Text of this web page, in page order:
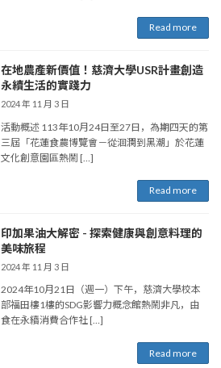
Read more
在地農產新價值！慈濟大學USR計畫創造
永續生活的實踐力
2024 年 11 月 3 日
活動概述 113年10月24日至27日，為期四天的第
三屆「花蓮食農博覽會－從洄瀾到黑潮」於花蓮
文化創意園區熱鬧 […]
Read more
印加果油大解密 - 探索健康與創意料理的
美味旅程
2024 年 11 月 3 日
2024年10月21日（週一）下午，慈濟大學校本
部福田樓1樓的SDG影響力概念館熱鬧非凡，由
食在永續消費合作社 […]
Read more